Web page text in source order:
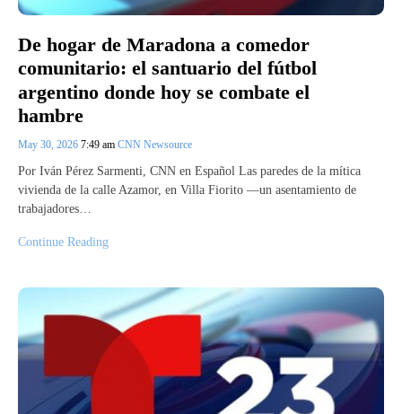
De hogar de Maradona a comedor
comunitario: el santuario del fútbol
argentino donde hoy se combate el
hambre
May 30, 2026 7:49 am CNN Newsource
Por Iván Pérez Sarmenti, CNN en Español Las paredes de la mítica
vivienda de la calle Azamor, en Villa Fiorito —un asentamiento de
trabajadores…
Continue Reading